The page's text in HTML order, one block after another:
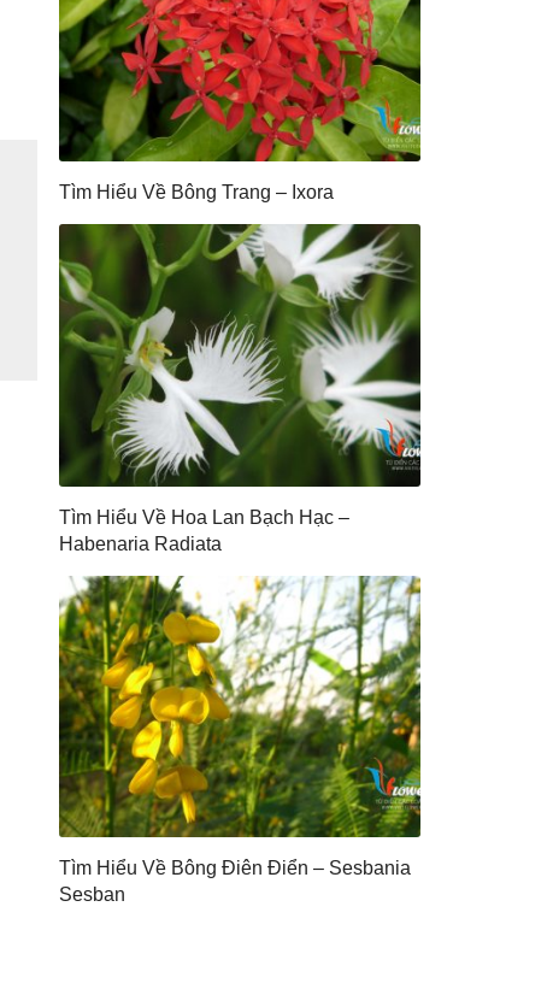
Tìm Hiểu Về Bông Trang – Ixora
Tìm Hiểu Về Hoa Lan Bạch Hạc –
Habenaria Radiata
Tìm Hiểu Về Bông Điên Điển – Sesbania
Sesban